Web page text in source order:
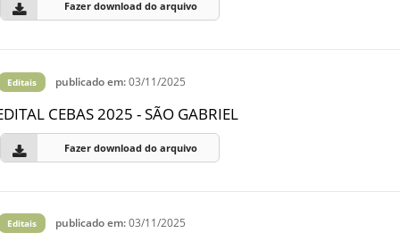
Fazer download do arquivo
Editais publicado em:03/11/2025
CEBAS 2025 - SÃO GABRIEL
Fazer download do arquivo
Editais publicado em:03/11/2025